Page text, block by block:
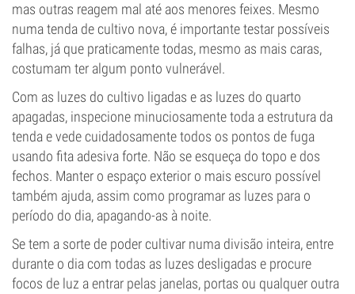
mas outras reagem mal até aos menores feixes. Mesmo
numa tenda de cultivo nova, é importante testar possíveis
falhas, já que praticamente todas, mesmo as mais caras,
costumam ter algum ponto vulnerável.
Com as luzes do cultivo ligadas e as luzes do quarto
apagadas, inspecione minuciosamente toda a estrutura da
tenda e vede cuidadosamente todos os pontos de fuga
usando fita adesiva forte. Não se esqueça do topo e dos
fechos. Manter o espaço exterior o mais escuro possível
também ajuda, assim como programar as luzes para o
período do dia, apagando-as à noite.
Se tem a sorte de poder cultivar numa divisão inteira, entre
durante o dia com todas as luzes desligadas e procure
focos de luz a entrar pelas janelas, portas ou qualquer outra